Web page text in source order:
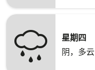
星期四
阴，多云